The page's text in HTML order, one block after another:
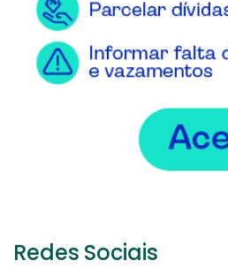
Redes Sociais